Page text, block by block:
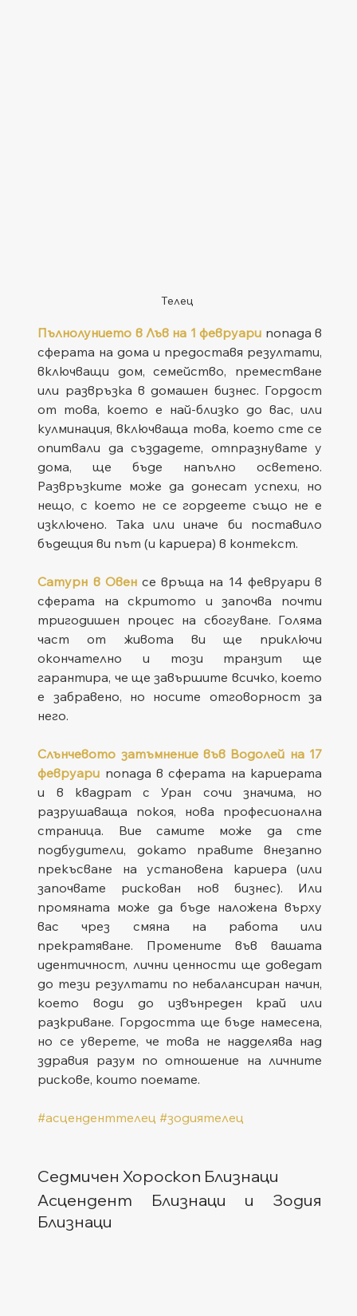
Телец
Пълнолунието в Лъв на 1 февруари попада в
сферата на дома и предоставя резултати,
включващи дом, семейство, преместване
или развръзка в домашен бизнес. Гордост
от това, което е най-близко до вас, или
кулминация, включваща това, което сте се
опитвали да създадете, отпразнувате у
дома, ще бъде напълно осветено.
Развръзките може да донесат успехи, но
нещо, с което не се гордеете също не е
изключено. Така или иначе би поставило
бъдещия ви път (и кариера) в контекст.
Сатурн в Овен се връща на 14 февруари в
сферата на скритото и започва почти
тригодишен процес на сбогуване. Голяма
част от живота ви ще приключи
окончателно и този транзит ще
гарантира, че ще завършите всичко, което
е забравено, но носите отговорност за
него.
Слънчевото затъмнение във Водолей на 17
февруари попада в сферата на кариерата
и в квадрат с Уран сочи значима, но
разрушаваща покоя, нова професионална
страница. Вие самите може да сте
подбудители, докато правите внезапно
прекъсване на установена кариера (или
започвате рискован нов бизнес). Или
промяната може да бъде наложена върху
вас чрез смяна на работа или
прекратяване. Промените във вашата
идентичност, лични ценности ще доведат
до тези резултати по небалансиран начин,
което води до извънреден край или
разкриване. Гордостта ще бъде намесена,
но се уверете, че това не надделява над
здравия разум по отношение на личните
рискове, които поемате.
#асценденттелец #зодиятелец
Седмичен Хороскоп Близнаци
Асцендент Близнаци и Зодия
Близнаци